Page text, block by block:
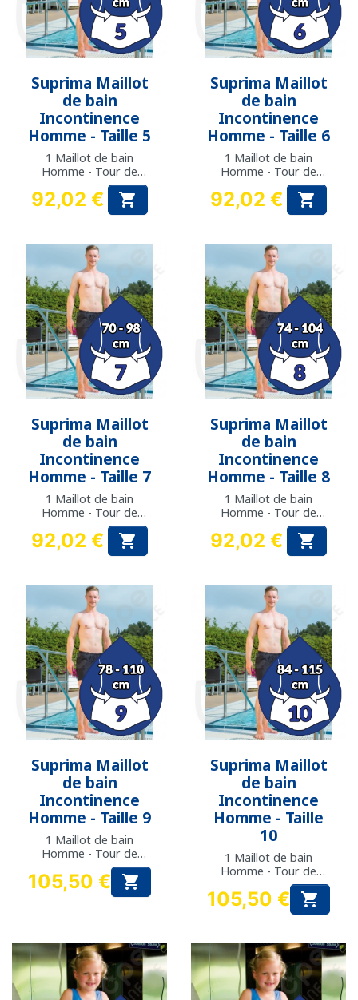
Suprima Maillot
de bain
Incontinence
Homme - Taille 5
1 Maillot de bain
Homme - Tour de
taille : 62 à 88 cm
Prix
92,02 € 
Suprima Maillot
de bain
Incontinence
Homme - Taille 6
1 Maillot de bain
Homme - Tour de
taille : 66 à 93 cm
Prix
92,02 € 
Suprima Maillot
de bain
Incontinence
Homme - Taille 7
1 Maillot de bain
Homme - Tour de
taille : 70 à 98 cm
Prix
92,02 € 
Suprima Maillot
de bain
Incontinence
Homme - Taille 8
1 Maillot de bain
Homme - Tour de
taille : 74 à 104 cm
Prix
92,02 € 
Suprima Maillot
de bain
Incontinence
Homme - Taille 9
1 Maillot de bain
Homme - Tour de
taille : 78 à 110 cm
Prix
105,50 € 
Suprima Maillot
de bain
Incontinence
Homme - Taille
10
1 Maillot de bain
Homme - Tour de
taille : 84 à 115 cm
Prix
105,50 € 